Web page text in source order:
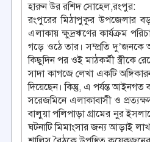
হারুন উর রশিদ সোহেল,রংপুর:
রংপুরের মিঠাপুকুর উপজেলার
এলাকায় ক্ষুদ্রঋণের কার্যক্রম
গড়ে ওঠে তার। সম্প্রতি দু’জনকে
কিছুদিন পর ওই মাঠকর্মী স্ত্রীকে
সাদা কাগজে লেখা একটি
দিয়েছেন। কিন্তু, এ পর্যন্ত আইনগত
সরেজমিনে এলাকাবাসী ও
বালুয়া পলিপাড়া গ্রামের নুর
ঘটনাটি মিমাংসার জন্য আড়াই লাখ